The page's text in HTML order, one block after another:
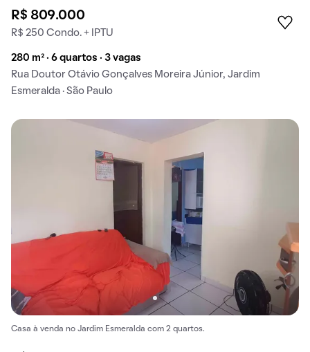
R$ 809.000
R$ 250 Condo. + IPTU
280 m² · 6 quartos · 3 vagas
Rua Doutor Otávio Gonçalves Moreira Júnior, Jardim
Esmeralda · São Paulo
Casa à venda no Jardim Esmeralda com 2 quartos.